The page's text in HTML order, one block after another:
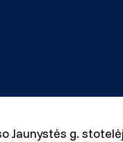
Jaunystės g.